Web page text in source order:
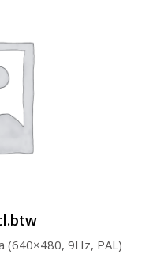
(640×480, 9Hz, PAL)